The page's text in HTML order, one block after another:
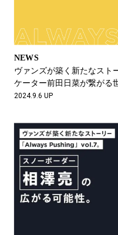
#
#ととけん
#LIFESTYLE
#SPORTS
NEWS
ヴァンズが築く新たなスト
ケーター前田日菜が繋がる
2024.9.6 UP